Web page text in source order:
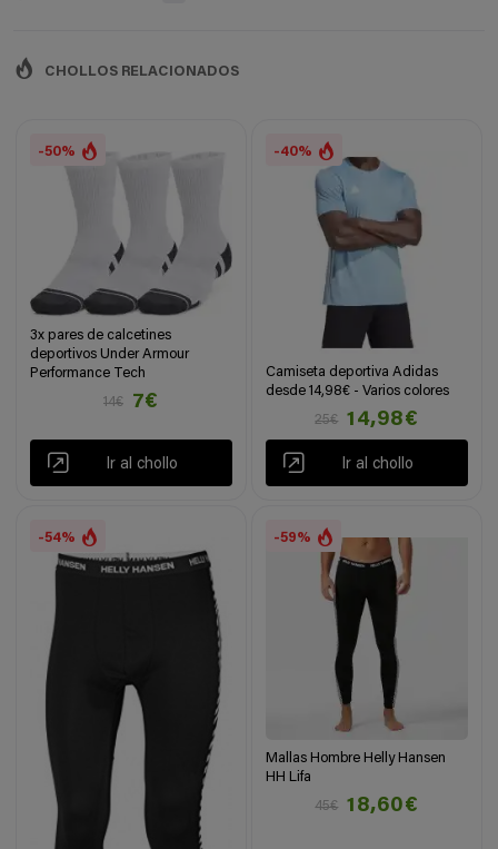
CHOLLOS RELACIONADOS
-50%
3x pares de calcetines
deportivos Under Armour
Performance Tech
14€
7€
Ir al chollo
-40%
Camiseta deportiva Adidas
desde 14,98€ - Varios colores
25€
14,98€
Ir al chollo
-54% -59%
Mallas Hombre Helly Hansen
HH Lifa
45€
18,60€